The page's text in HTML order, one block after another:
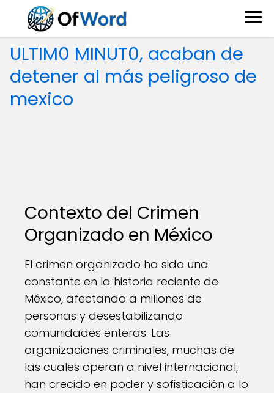
ULTIM0 MINUT0, acaban de
detener al más peligroso de
mexico
Contexto del Crimen
Organizado en México
El crimen organizado ha sido una
constante en la historia reciente de
México, afectando a millones de
personas y desestabilizando
comunidades enteras. Las
organizaciones criminales, muchas de
las cuales operan a nivel internacional,
han crecido en poder y sofisticación a lo